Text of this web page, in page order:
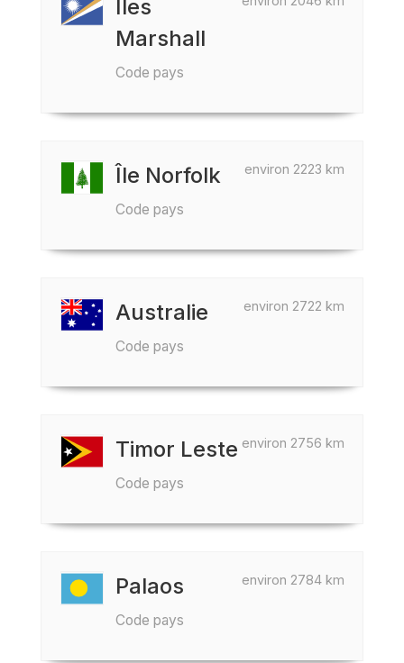
Îles
Marshall
Code pays
environ 2223 km
Île Norfolk
Code pays
environ 2722 km
Australie
Code pays
environ 2756 km
Timor Leste
Code pays
environ 2784 km
Palaos
Code pays